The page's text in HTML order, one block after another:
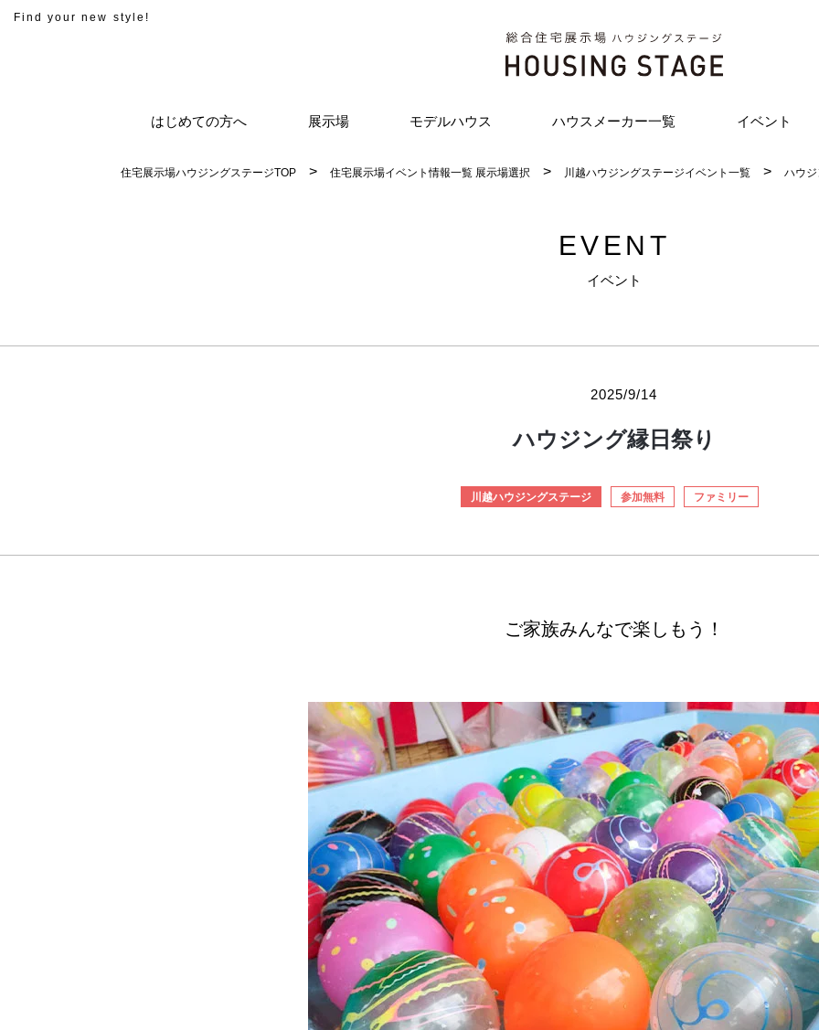
Find your new style!
はじめての方へ 展示場 モデルハウス ハウスメーカー一覧 イベント
住宅展示場ハウジングステージTOP 住宅展示場イベント情報一覧 展示場選択 川越ハウジングステージイベント一覧 ハウ
EVENT
イベント
2025/9/14
ハウジング縁日祭り
川越ハウジングステージ 参加無料 ファミリー
ご家族みんなで楽しもう！